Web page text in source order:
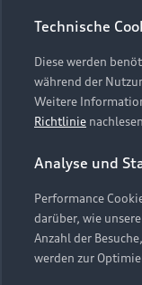
Online-
Servicekontakt
Vertrag widerrufen
Investor Relations
Presse & Media
Datenschutz
Audi erleben
Newsletter
Impressum
Cookie-Richtlinie
Hinweis: Die
Embleme am
Webseite kann
Technische
Diese werden
während der
Weitere
Richtlinie
Analyse und
Performance
darüber, wie
Anzahl der
werden zur